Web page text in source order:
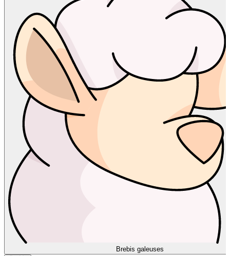
Brebis galeuses